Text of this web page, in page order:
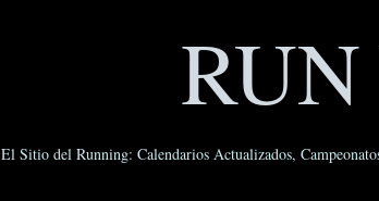
El Sitio del Running: Calendarios Actualizados,